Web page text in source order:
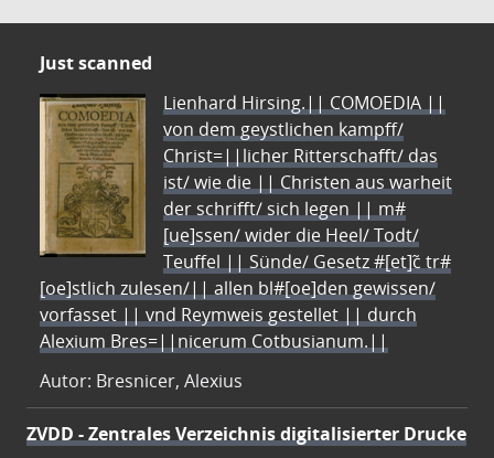
Just scanned
Lienhard Hirsing.|| COMOEDIA ||
von dem geystlichen kampff/
Christ=||licher Ritterschafft/ das
ist/ wie die || Christen aus warheit
der schrifft/ sich legen || m#
[ue]ssen/ wider die Heel/ Todt/
Teuffel || Sünde/ Gesetz #[et]c̃ tr#
[oe]stlich zulesen/|| allen bl#[oe]den gewissen/
vorfasset || vnd Reymweis gestellet || durch
Alexium Bres=||nicerum Cotbusianum.||
Autor: Bresnicer, Alexius
ZVDD - Zentrales Verzeichnis digitalisierter Drucke